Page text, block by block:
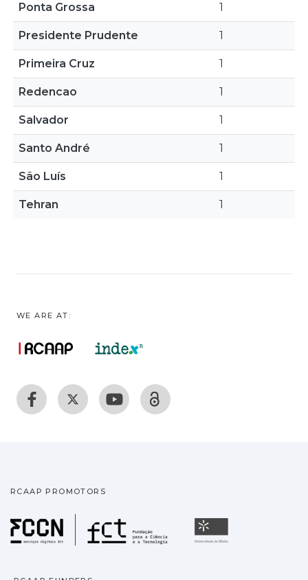
Ponta Grossa 1
Presidente Prudente 1
Primeira Cruz 1
Redencao 1
Salvador 1
Santo André 1
São Luís 1
Tehran 1
WE ARE AT:
RCAAP PROMOTORS
Fundação para a